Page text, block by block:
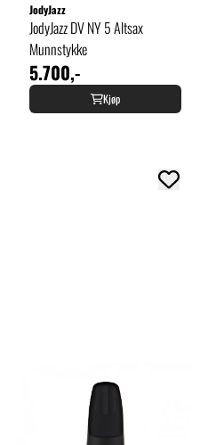
JodyJazz
JodyJazz DV NY 5 Altsax
Munnstykke
5.700,-
Kjøp